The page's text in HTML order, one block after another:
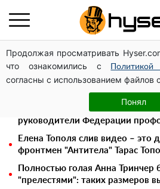
Продолжая просматривать
что ознакомились с
согласны с использованием файлов
Понял
Дроны с наценкой: Александр
миллионы оборонного
фирму в Эстонии
Павел Прудников и его
актера в российском театре до
руководители Федерации
Елена Тополя слив видео – это
фронтмен "Антитела" Тарас
Полностью голая Анна Тринчер
"прелестями": таких размеров